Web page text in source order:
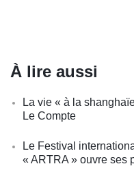
À lire aussi
La vie « à la
Le Compte
Le Festival
« ARTRA » ouvre ses